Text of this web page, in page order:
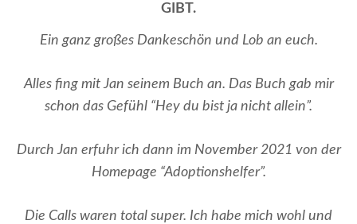
GIBT.
Ein ganz großes Dankeschön und Lob an euch.
Alles fing mit Jan seinem Buch an. Das Buch gab mir
schon das Gefühl “Hey du bist ja nicht allein”.
Durch Jan erfuhr ich dann im November 2021 von der
Homepage “Adoptionshelfer”.
Die Calls waren total super. Ich habe mich wohl und